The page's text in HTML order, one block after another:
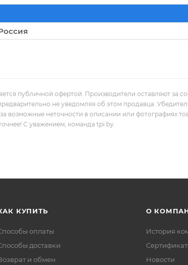
публичной офертой. Производители оставляют за
не уведомляя об этом продавца.
возможные неточности в описании или фотографиях
С уважением, команда tpi.by.
КУПИТЬ
оплаты
доставки
и обмен
О
История
Новости